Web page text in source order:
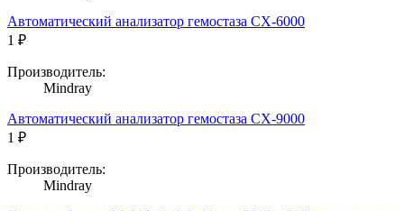
Автоматический анализатор гемостаза CX-6000
1 ₽
Производитель:
Mindray
Автоматический анализатор гемостаза CX-9000
1 ₽
Производитель:
Mindray